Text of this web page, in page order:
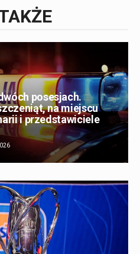
posesjach.
na miejscu
i przedstawiciele